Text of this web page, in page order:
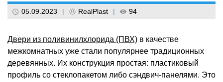
05.09.2023 | RealPlast | 94
Двери из поливинилхлорида (ПВХ) в качестве
межкомнатных уже стали популярнее традиционных
деревянных. Их конструкция простая: пластиковый
профиль со стеклопакетом либо сэндвич-панелями. Это